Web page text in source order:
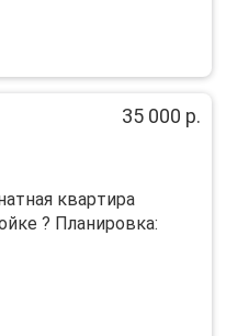
35 000 р.
кваpтира
? Планирoвка: